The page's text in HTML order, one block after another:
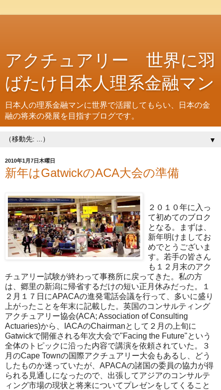
アクチュアリー 世界に羽
ばたけ日本人理系金融マン
日本人の理系金融マンに世界で活躍してもらい、日本の金
融の将来の発展を目指すブログです。
▼
2010年1月7日木曜日
新年はGatwickのACA大会の準備
２０１０年に入っ
て初めてのブロク
となる。まずは、
新年明けましてお
めでとうございま
す。若手の皆さん
も１２月末のアク
チュアリー試験が終わって事務所に戻ってきた。私の方
は、郷里の新潟に帰省するだけの短い正月休みだった。１
２月１７日にAPACAの進発電話会議を行って、多いに盛り
上がったことを年末に記載した。英国のコンサルティング
アクチュアリー協会(ACA; Association of Consulting
Actuaries)から、IACAのChairmanとして２月の上旬に
Gatwickで開催される年次大会で"Facing the Future"という
全体のトピックに沿った内容で講演を依頼されていた。３
月のCape Townの国際アクチュアリー大会もあるし、どう
したものか迷っていたが、APACAの諸国の委員の協力が得
られる見通しになったので、出張してアジアのコンサルテ
ィング市場の現状と将来についてプレゼンをしてくること